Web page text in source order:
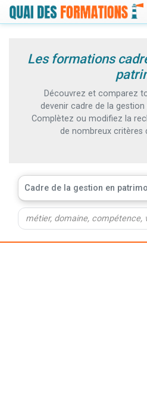
Les formations
Découvrez et comparez
devenir cadre de la
Complètez ou modifiez la
de nombreux critères
Cadre de la gestion en